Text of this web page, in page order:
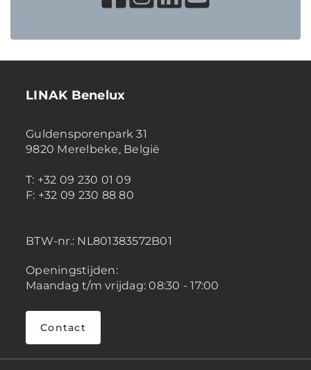
LINAK Benelux
Guldensporenpark 31
9820 Merelbeke, België
T: +32 09 230 01 09
F: +32 09 230 88 80
BTW-nr.: NL801383572B01
Openingstijden:
Maandag t/m vrijdag: 08:30 - 17:00
Contact